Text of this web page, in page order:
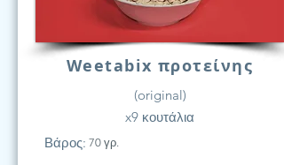
Weetabix προτείνης
(original)
x9 κουτάλια
Βάρος: 70 γρ.